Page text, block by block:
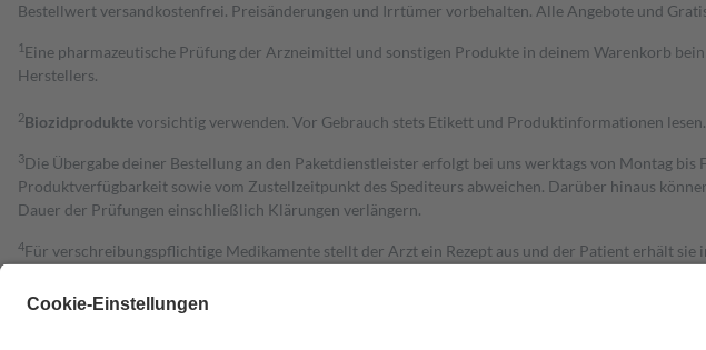
Bestell­wert versand­kosten­frei. Preisänderungen und Irrtümer vorbehalten. Alle Angebote und
1 Eine pharmazeutische Prüfung der Arzneimittel und sonstigen Produkte in deinem Warenkorb
Herstellers.
2Biozidproduktevorsichtig verwenden. Vor Gebrauch stets Etikett und Produktinformationen lesen.
3Die Übergabe deiner Bestellung an den Paketdienstleister erfolgt bei uns werktags von Montag
Produktverfügbarkeit sowie vom Zustellzeitpunkt des Spediteurs abweichen. Darüber hinaus
Dauer der Prüfungen einschließlich Klärungen verlängern.
4Für verschreibungspflichtige Medikamente stellt der Arzt ein Rezept aus und der Patient erhält
Grundsätzlich leisten Mitglieder Zuzahlungen in Höhe von zehn Prozent des Abgabepreises,